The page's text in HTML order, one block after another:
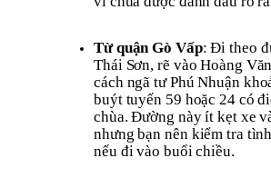
Từ quận Gò Vấp: Đi theo
Thái Sơn, rẽ vào Hoàng
cách ngã tư Phú Nhuận
buýt tuyến 59 hoặc 24 có
chùa. Đường này ít kẹt xe
nhưng bạn nên kiểm tra
nếu đi vào buổi chiều.